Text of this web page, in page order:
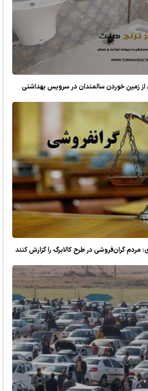
از زمین خوردن سالمندان در سرویس بهداشتی
مردم گران‌فروشی در طرح کالابرگ را گزارش کنند